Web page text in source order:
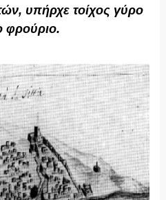
υπήρχε τοίχος γύρο
φρούριο.